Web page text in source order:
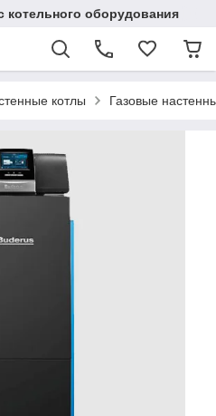
котельного оборудования
котлы Газовые